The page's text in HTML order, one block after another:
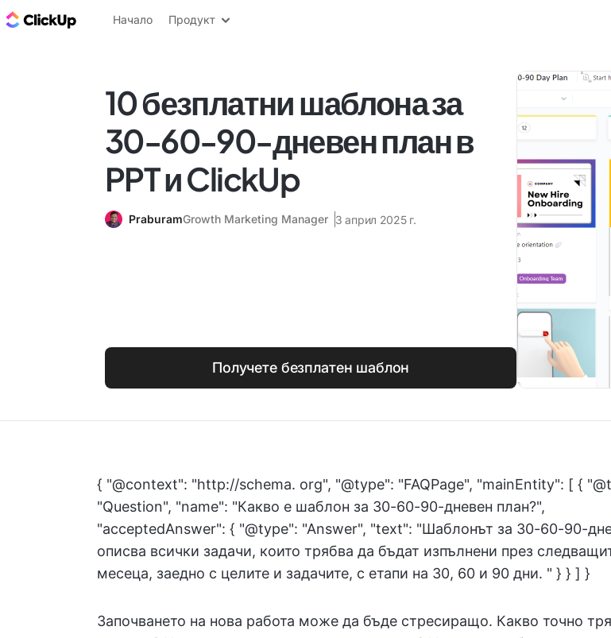
ClickUp блог
Начало Продукт
10 безплатни шаблона за
30-60-90-дневен план в
PPT и ClickUp
PraburamGrowth Marketing Manager 3 април 2025 г.
Получете безплатен шаблон
{ "@context": "http://schema. org", "@type": "FAQPage", "mainEntity": [ {
"Question", "name": "Какво е шаблон за 30-60-90-дневен план?",
"acceptedAnswer": { "@type": "Answer", "text": "Шаблонът за 30-60-90-
описва всички задачи, които трябва да бъдат изпълнени през
месеца, заедно с целите и задачите, с етапи на 30, 60 и 90 дни. " } } ] }
Започването на нова работа може да бъде стресиращо. Какво точно